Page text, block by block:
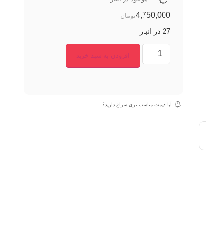
4,750,000تومان
27 در انبار
افزودن به سبد خرید
آیا قیمت مناسب تری سراغ دارید؟